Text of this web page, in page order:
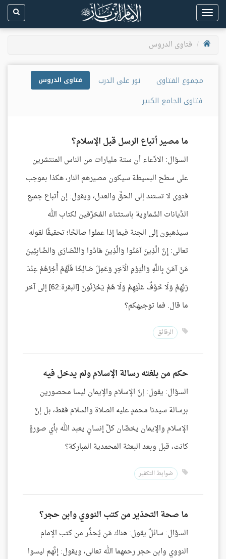
Toggle
navigation
فتاوى الدروس
مجموع الفتاوى نور على الدرب فتاوى الدروس
فتاوى الجامع الكبير
ما مصير أتباع الرسل قبل الإسلام؟
السؤال: الادِّعاء أن ستة مليارات من الناس المنتشرين
على سطح البسيطة سيكون مصيرهم النار، هكذا بموجب
فتوى لا تستند إلى الحقِّ والعدل، ويقول: إن أتباع جميع
الدِّيانات السَّماوية باستثناء المُحَرِّفين لكتاب الله
سيذهبون إلى الجنة فيما إذا عملوا صالحًا؛ تحقيقًا لقوله
تعالى: إِنَّ الَّذِينَ آمَنُوا وَالَّذِينَ هَادُوا وَالنَّصَارَى وَالصَّابِئِينَ
مَنْ آمَنَ بِاللَّهِ وَالْيَوْمِ الْآخِرِ وَعَمِلَ صَالِحًا فَلَهُمْ أَجْرُهُمْ عِنْدَ
رَبِّهِمْ وَلَا خَوْفٌ عَلَيْهِمْ وَلَا هُمْ يَحْزَنُونَ [البقرة:62] إلى آخر
ما قال. فما توجيهكم؟
الرقائق
حكم من بلغته رسالة الإسلام ولم يدخل فيه
السؤال: يقول: إنَّ الإسلام والإيمان ليسا محصورين
برسالة سيدنا محمدٍ عليه الصلاة والسلام فقط، بل إنَّ
الإسلام والإيمان يخصَّان كلَّ إنسانٍ يعبد الله بأي صورةٍ
كانت، قبل وبعد البعثة المحمدية المباركة؟
ضوابط التكفير
ما صحة التحذير من كتب النووي وابن حجر؟
السؤال: سائلٌ يقول: هناك مَن يُحذِّر من كتب الإمام
النووي وابن حجر رحمهما الله تعالى، ويقول: إنَّهم ليسوا